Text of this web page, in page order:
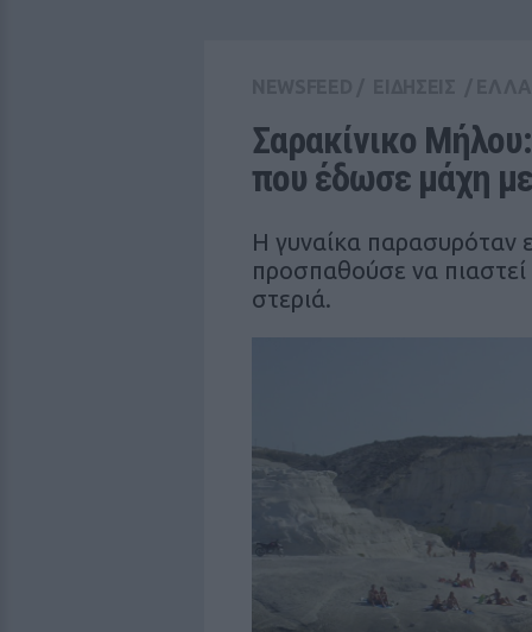
Σαρακίνικο
που έδωσε μάχη
Η γυναίκα παρασυρόταν
προσπαθούσε να
στεριά.